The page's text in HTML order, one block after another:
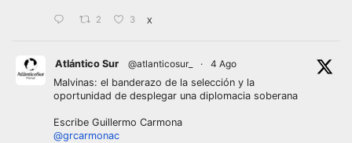
2 3 X
Atlántico Sur @atlanticosur_ ·
4 Ago
Malvinas: el banderazo de la selección y la
oportunidad de desplegar una diplomacia soberana
Escribe Guillermo Carmona
@grcarmonac